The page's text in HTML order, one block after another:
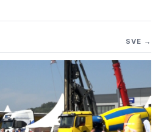
SVE →